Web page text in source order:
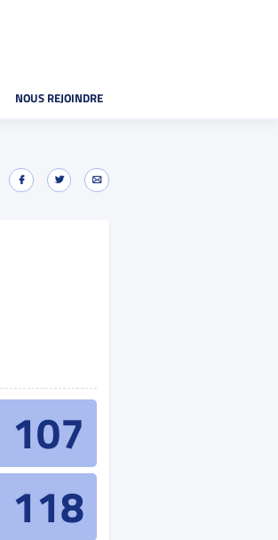
NOUS REJOINDRE
107
118